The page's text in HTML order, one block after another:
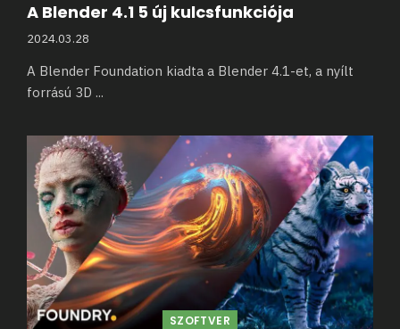
A Blender 4.1 5 új kulcsfunkciója
2024.03.28
A Blender Foundation kiadta a Blender 4.1-et, a nyílt
forrású 3D ...
SZOFTVER